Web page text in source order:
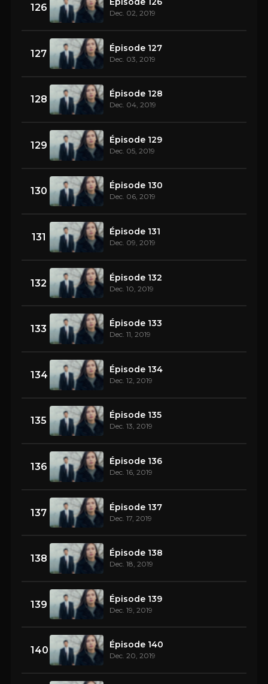
126 Dec. 02, 2019
127 Épisode 127
Dec. 03, 2019
128 Épisode 128
Dec. 04, 2019
129 Épisode 129
Dec. 05, 2019
130 Épisode 130
Dec. 06, 2019
131 Épisode 131
Dec. 09, 2019
132 Épisode 132
Dec. 10, 2019
133 Épisode 133
Dec. 11, 2019
134 Épisode 134
Dec. 12, 2019
135 Épisode 135
Dec. 13, 2019
136 Épisode 136
Dec. 16, 2019
137 Épisode 137
Dec. 17, 2019
138 Épisode 138
Dec. 18, 2019
139 Épisode 139
Dec. 19, 2019
140 Épisode 140
Dec. 20, 2019